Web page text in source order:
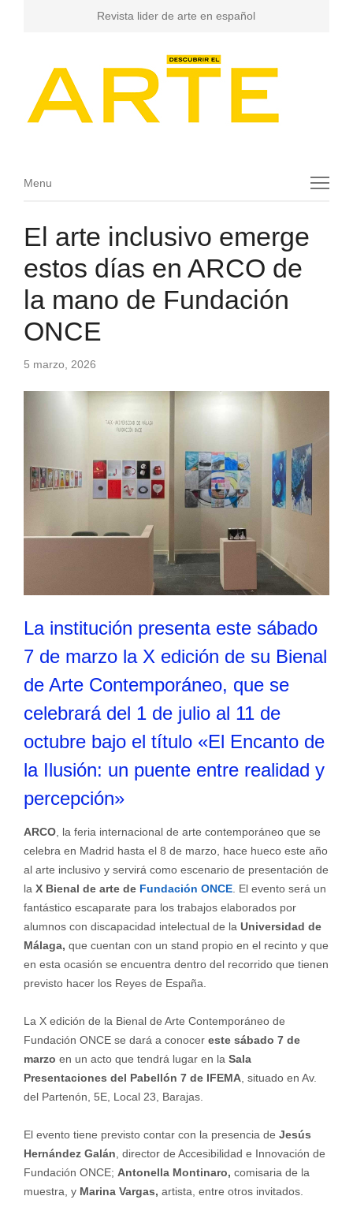
Revista lider de arte en español
Menu
Menu
El arte inclusivo emerge
estos días en ARCO de
la mano de Fundación
ONCE
5 marzo, 2026
La institución presenta este sábado
7 de marzo la X edición de su Bienal
de Arte Contemporáneo, que se
celebrará del 1 de julio al 11 de
octubre bajo el título «El Encanto de
la Ilusión: un puente entre realidad y
percepción»
ARCO, la feria internacional de arte contemporáneo que se
celebra en Madrid hasta el 8 de marzo, hace hueco este año
al arte inclusivo y servirá como escenario de presentación de
la X Bienal de arte de Fundación ONCE. El evento será un
fantástico escaparate para los trabajos elaborados por
alumnos con discapacidad intelectual de la Universidad de
Málaga, que cuentan con un stand propio en el recinto y que
en esta ocasión se encuentra dentro del recorrido que tienen
previsto hacer los Reyes de España.
La X edición de la Bienal de Arte Contemporáneo de
Fundación ONCE se dará a conocer este sábado 7 de
marzo en un acto que tendrá lugar en la Sala
Presentaciones del Pabellón 7 de IFEMA, situado en Av.
del Partenón, 5E, Local 23, Barajas.
El evento tiene previsto contar con la presencia de Jesús
Hernández Galán , director de Accesibilidad e Innovación de
Fundación ONCE; Antonella Montinaro, comisaria de la
muestra, y Marina Vargas, artista, entre otros invitados.